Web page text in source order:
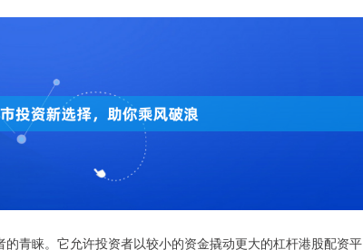
青睐。它允许投资者以较小的资金撬动更大的杠杆港股配资平